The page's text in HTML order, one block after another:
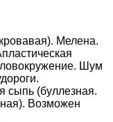
Мелена.
Шум
сыпь (буллезная.
Возможен